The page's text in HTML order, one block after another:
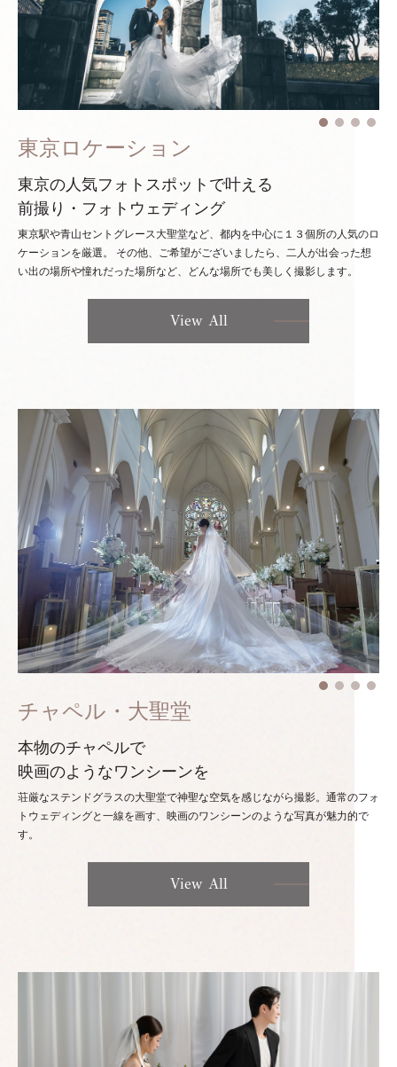
東京ロケーション
東京の人気フォトスポットで叶える
前撮り・フォトウェディング
東京駅や青山セントグレース大聖堂など、都内を中心に１３個所の人気のロ
ケーションを厳選。 その他、ご希望がございましたら、二人が出会った想
い出の場所や憧れだった場所など、どんな場所でも美しく撮影します。
View All
チャペル・大聖堂
本物のチャペルで
映画のようなワンシーンを
荘厳なステンドグラスの大聖堂で神聖な空気を感じながら撮影。通常のフォ
トウェディングと一線を画す、映画のワンシーンのような写真が魅力的で
す。
View All